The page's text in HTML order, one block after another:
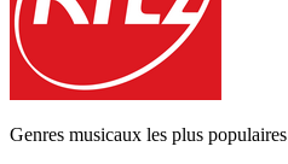
Genres musicaux les plus populaires